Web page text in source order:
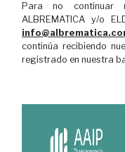
Para no continuar
ALBREMATICA y/o
continúa recibiendo
registrado en nuestra